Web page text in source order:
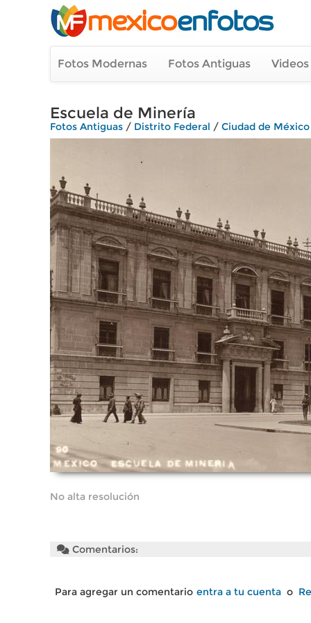
Fotos Modernas Fotos Antiguas
Escuela de Minería
Fotos Antiguas / Distrito Federal / Ciudad de México
No alta resolución
Comentarios:
Para agregar un comentario entra a tu cuenta o